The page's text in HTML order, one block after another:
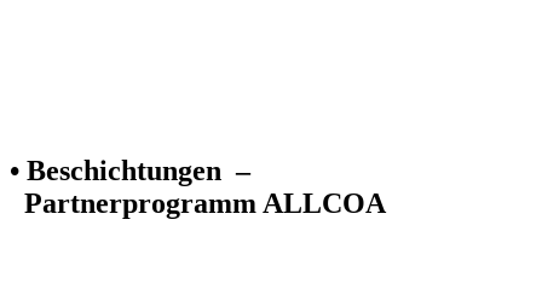
• Beschichtungen –
Partnerprogramm ALLCOA